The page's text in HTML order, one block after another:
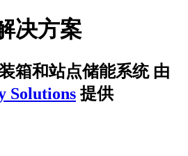
决方案
箱和站点储能系统 由
Solutions 提供